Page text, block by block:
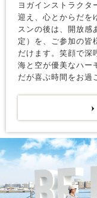
ヨガインストラクタ
迎え、心とからだを
スンの後は、開放感
定）を、ご参加の皆
だけます。笑顔で深
海と空が優美なハー
だが喜ぶ時間をお過